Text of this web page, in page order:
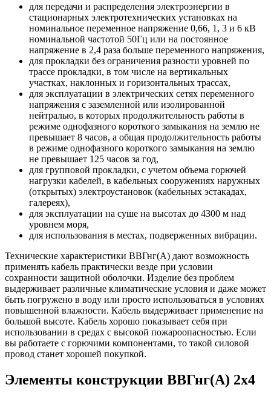
для передачи и распределения электроэнергии в
стационарных электротехнических установках на
номинальное переменное напряжение 0,66, 1, 3 и 6 кВ
номинальной частотой 50Гц или на постоянное
напряжение в 2,4 раза больше переменного напряжения,
для прокладки без ограничения разности уровней по
трассе прокладки, в том числе на вертикальных
участках, наклонных и горизонтальных трассах,
для эксплуатации в электрических сетях переменного
напряжения с заземленной или изолированной
нейтралью, в которых продолжительность работы в
режиме однофазного короткого замыкания на землю не
превышает 8 часов, а общая продолжительность работы
в режиме однофазного короткого замыкания на землю
не превышает 125 часов за год,
для групповой прокладки, с учетом объема горючей
нагрузки кабелей, в кабельных сооружениях наружных
(открытых) электроустановок (кабельных эстакадах,
галереях),
для эксплуатации на суше на высотах до 4300 м над
уровнем моря,
для использования в местах, подверженных вибрации.
Технические характеристики ВВГнг(А) дают возможность
применять кабель практически везде при условии
сохранности защитной оболочки. Изделие без проблем
выдерживает различные климатические условия и даже может
быть погружено в воду или просто использоваться в условиях
повышенной влажности. Кабель выдерживает применение на
большой высоте. Кабель хорошо показывает себя при
использовании в средах с высокой пожароопасностью. Если
вы работаете с горючими компонентами, то такой силовой
провод станет хорошей покупкой.
Элементы конструкции ВВГнг(А) 2х4